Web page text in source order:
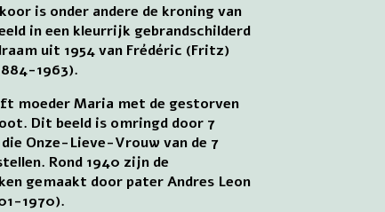
is onder andere de kroning van
in een kleurrijk gebrandschilderd
uit 1954 van Frédéric (Fritz)
1963).
moeder Maria met de gestorven
Dit beeld is omringd door 7
Onze-Lieve-Vrouw van de 7
Rond 1940 zijn de
gemaakt door pater Andres Leon
1970).